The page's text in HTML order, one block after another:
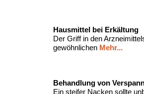
Hausmittel bei Erkältung
Der Griff in den
gewöhnlichen Mehr...
Behandlung von
Ein steifer Nacken sollte